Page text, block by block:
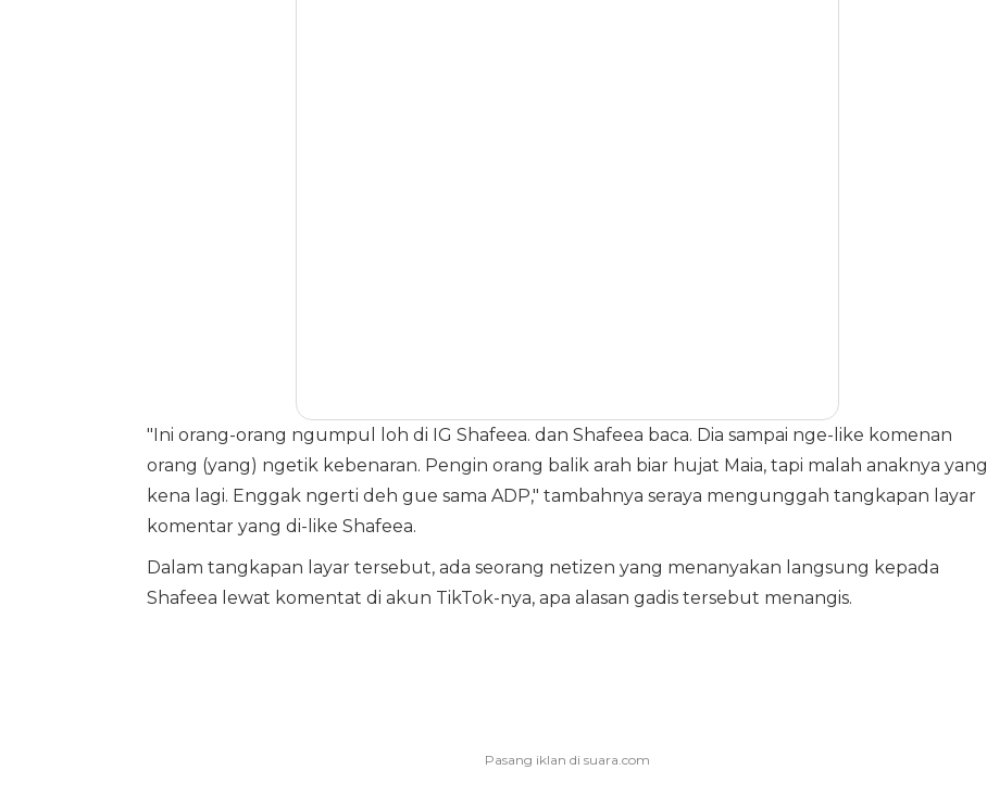
"Ini orang-orang ngumpul loh di IG Shafeea. dan Shafeea baca. Dia sampai nge-like komenan
orang (yang) ngetik kebenaran. Pengin orang balik arah biar hujat Maia, tapi malah anaknya yang
kena lagi. Enggak ngerti deh gue sama ADP," tambahnya seraya mengunggah tangkapan layar
komentar yang di-like Shafeea.
Dalam tangkapan layar tersebut, ada seorang netizen yang menanyakan langsung kepada
Shafeea lewat komentat di akun TikTok-nya, apa alasan gadis tersebut menangis.